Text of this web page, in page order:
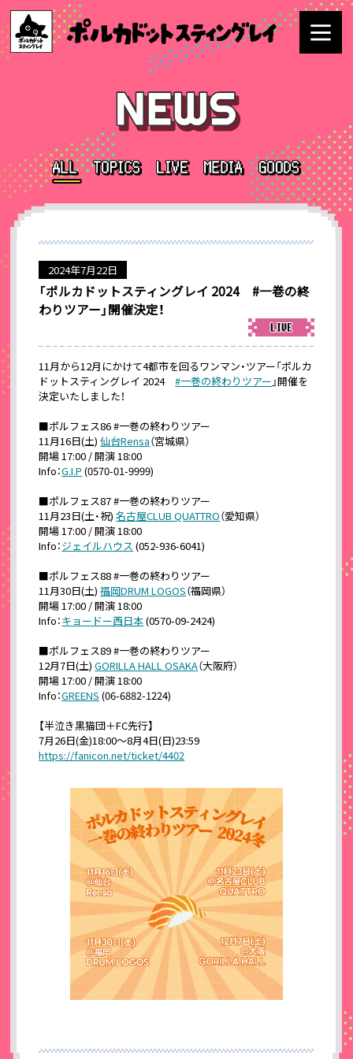
2024年7月22日
「ポルカドットスティングレイ 2024 #一巻の終
わりツアー」開催決定！
11月から12月にかけて4都市を回るワンマン・ツアー「ポルカ
ドットスティングレイ 2024#一巻の終わりツアー 」開催を
決定いたしました！
■ポルフェス86 #一巻の終わりツアー
11月16日(土)仙台Rensa（宮城県）
開場 17:00 / 開演 18:00
Info：G.I.P (0570-01-9999)
■ポルフェス87 #一巻の終わりツアー
11月23日(土・祝)名古屋CLUB QUATTRO（愛知県）
開場 17:00 / 開演 18:00
Info：ジェイルハウス (052-936-6041)
■ポルフェス88 #一巻の終わりツアー
11月30日(土)福岡DRUM LOGOS（福岡県）
開場 17:00 / 開演 18:00
Info：キョードー西日本(0570-09-2424)
■ポルフェス89 #一巻の終わりツアー
12月7日(土)GORILLA HALL OSAKA（大阪府）
開場 17:00 / 開演 18:00
Info：GREENS (06-6882-1224)
【半泣き黒猫団＋FC先行】
7月26日(金)18:00〜8月4日(日)23:59
https://fanicon.net/ticket/4402